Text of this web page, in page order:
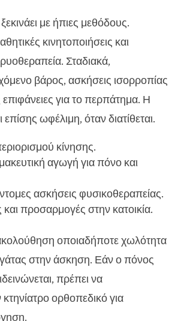
με ήπιες μεθόδους.
κινητοποιήσεις και
Σταδιακά,
βάρος, ασκήσεις ισορροπίας
επιφάνειες για το περπάτημα. Η
ωφέλιμη, όταν διατίθεται.
κίνησης.
αγωγή για πόνο και
ασκήσεις φυσικοθεραπείας.
προσαρμογές στην κατοικία.
οποιαδήποτε χωλότητα
γάτας στην άσκηση. Εάν ο πόνος
πρέπει να
ορθοπεδικό για